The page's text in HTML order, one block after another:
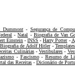
Dummont- Segurança de
-Natal - Biografia de Van
Einstein -INSS -Harry Potter-
Biografia de Adolf Hitler-
Culinárias- Vestibulares -
- Fascismo- Resumo de
das Receitas - Dicionário de